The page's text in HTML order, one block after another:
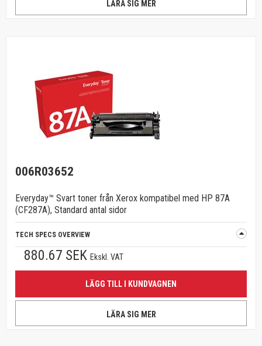
LÄRA SIG MER
006R03652
Everyday™ Svart toner från Xerox kompatibel med HP 87A
(CF287A), Standard antal sidor
TECH SPECS OVERVIEW
880.67 SEK Ekskl. VAT
LÄGG TILL I KUNDVAGNEN
LÄRA SIG MER